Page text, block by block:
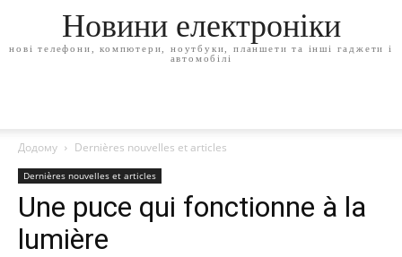
Новини електроніки
нові телефони, компютери, ноутбуки, планшети та інші гаджети і
автомобілі
Додому Dernières nouvelles et articles
Dernières nouvelles et articles
Une puce qui fonctionne à la
lumière